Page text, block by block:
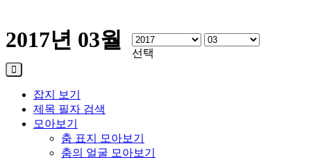
2017년 03월
선택
잡지 보기
제목 필자 검색
모아보기
춤 표지 모아보기
춤의 얼굴 모아보기